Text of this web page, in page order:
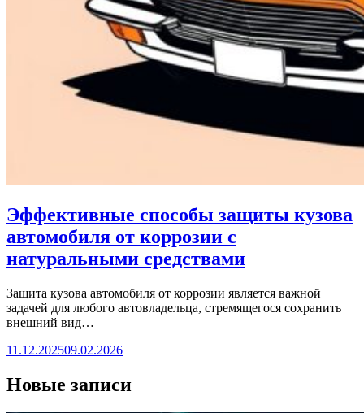
Эффективные способы защиты кузова
автомобиля от коррозии с
натуральными средствами
Защита кузова автомобиля от коррозии является важной
задачей для любого автовладельца, стремящегося сохранить
внешний вид…
11.12.202509.02.2026
Новые записи